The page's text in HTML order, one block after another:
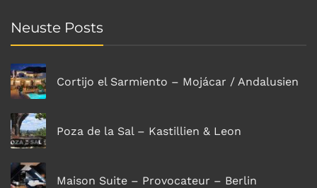
Neuste Posts
Cortijo el Sarmiento – Mojácar / Andalusien
Poza de la Sal – Kastillien & Leon
Maison Suite – Provocateur – Berlin